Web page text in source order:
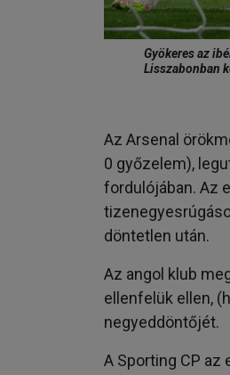
Gyökeres az
Lisszabonban
Az Arsenal
0 győzelem),
fordulójában. Az
döntetlen után.
Az angol klub
ellenfelük ellen,
negyeddöntőjét.
A Sporting CP az